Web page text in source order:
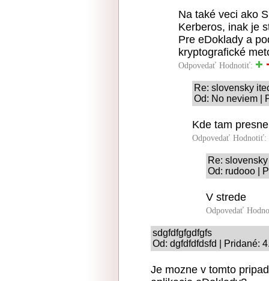
Na také veci ako
Kerberos, inak je
Pre eDoklady a
kryptografické
Odpovedať Hodnotiť:
Re: slovensky
Od: No neviem |
Kde tam
Odpovedať Hodnotiť:
Re:
Od: rudooo |
V strede
Odpovedať
sdgfdfgfgdfgfs
Od: dgfdfdfdsfd | Pridané:
Je mozne v tomto